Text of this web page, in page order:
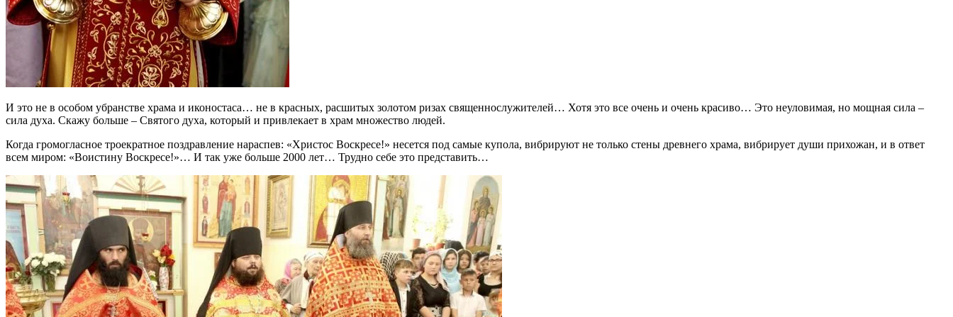
И это не в особом убранстве храма и иконостаса… не в красных, расшитых золотом ризах священнослужителей… Хотя это все очень и очень красиво… Это неуловимая, но мощная сила –
сила духа. Скажу больше – Святого духа, который и привлекает в храм множество людей.
Когда громогласное троекратное поздравление нараспев: «Христос Воскресе!» несется под самые купола, вибрируют не только стены древнего храма, вибрирует души прихожан, и в ответ
всем миром: «Воистину Воскресе!»… И так уже больше 2000 лет… Трудно себе это представить…